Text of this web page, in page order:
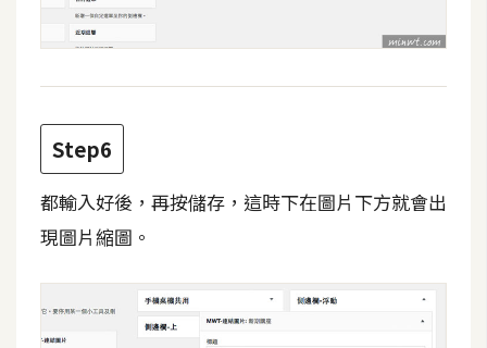
H
T
M
L
/
C
S
Step6
都輸入好後，再按儲存，這時下在圖片下方就會出
現圖片縮圖。